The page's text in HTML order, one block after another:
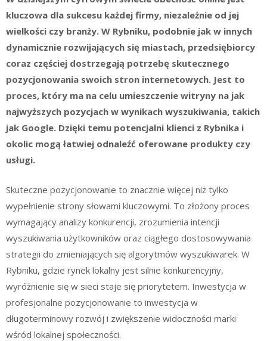
kluczowa dla sukcesu każdej firmy, niezależnie od jej
wielkości czy branży. W Rybniku, podobnie jak w innych
dynamicznie rozwijających się miastach, przedsiębiorcy
coraz częściej dostrzegają potrzebę skutecznego
pozycjonowania swoich stron internetowych. Jest to
proces, który ma na celu umieszczenie witryny na jak
najwyższych pozycjach w wynikach wyszukiwania, takich
jak Google. Dzięki temu potencjalni klienci z Rybnika i
okolic mogą łatwiej odnaleźć oferowane produkty czy
usługi.
Skuteczne pozycjonowanie to znacznie więcej niż tylko
wypełnienie strony słowami kluczowymi. To złożony proces
wymagający analizy konkurencji, zrozumienia intencji
wyszukiwania użytkowników oraz ciągłego dostosowywania
strategii do zmieniających się algorytmów wyszukiwarek. W
Rybniku, gdzie rynek lokalny jest silnie konkurencyjny,
wyróżnienie się w sieci staje się priorytetem. Inwestycja w
profesjonalne pozycjonowanie to inwestycja w
długoterminowy rozwój i zwiększenie widoczności marki
wśród lokalnej społeczności.